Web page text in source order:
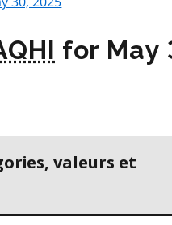
for May
valeurs et